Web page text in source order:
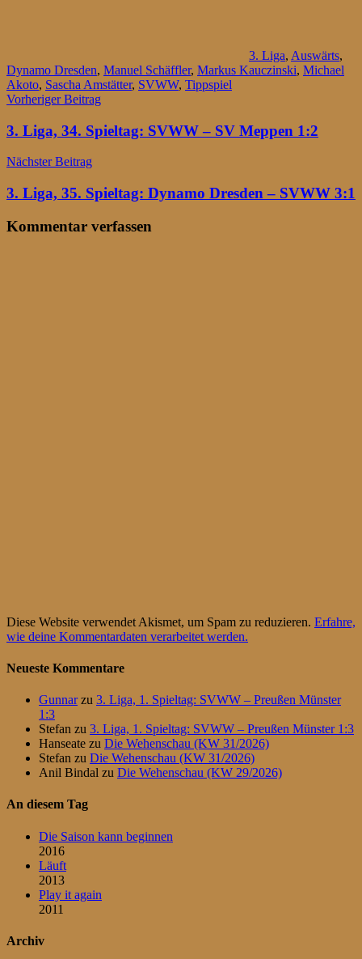
3. Liga, Auswärts,
Dynamo Dresden, Manuel Schäffler, Markus Kauczinski, Michael
Akoto, Sascha Amstätter, SVWW, Tippspiel
Beitragsnavigation
Vorheriger Beitrag
3. Liga, 34. Spieltag: SVWW – SV Meppen 1:2
Nächster Beitrag
3. Liga, 35. Spieltag: Dynamo Dresden – SVWW 3:1
Kommentar verfassen
Diese Website verwendet Akismet, um Spam zu reduzieren. Erfahre,
wie deine Kommentardaten verarbeitet werden.
Neueste Kommentare
Gunnarzu 3. Liga, 1. Spieltag: SVWW – Preußen Münster
1:3
Stefan zu 3. Liga, 1. Spieltag: SVWW – Preußen Münster 1:3
Hanseate zu Die Wehenschau (KW 31/2026)
Stefan zu Die Wehenschau (KW 31/2026)
Anil Bindal zu Die Wehenschau (KW 29/2026)
An diesem Tag
Die Saison kann beginnen
2016
Läuft
2013
Play it again
2011
Archiv